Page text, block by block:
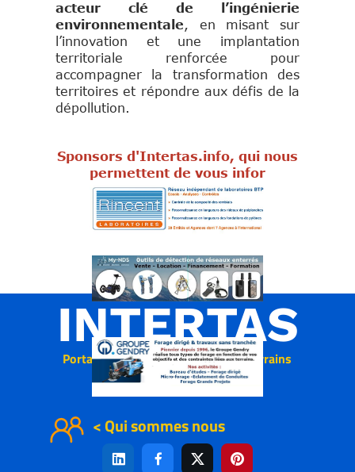
INTERTAS
< Qui sommes nous
Portail des réseaux aériens & souterrains
acteur clé de l’ingénierie
environnementale, en misant sur
l’innovation et une implantation
territoriale renforcée pour
accompagner la transformation des
territoires et répondre aux défis de la
dépollution.
Sponsors d'Intertas.info, qui nous
permettent de vous infor
   